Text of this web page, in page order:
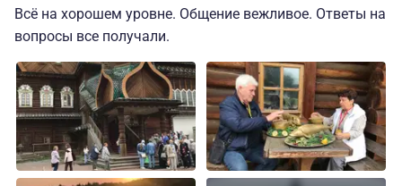
Всё на хорошем уровне. Общение вежливое. Ответы на
вопросы все получали.